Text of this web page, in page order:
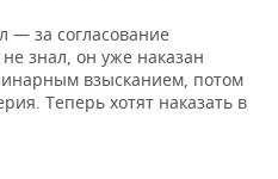
— за согласование
знал, он уже наказан
взысканием, потом
Теперь хотят наказать в